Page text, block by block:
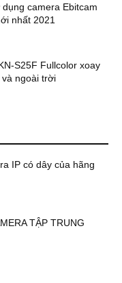
camera Ebitcam
nhất 2021
S25F Fullcolor xoay
ngoài trời
IP có dây của hãng
TẬP TRUNG